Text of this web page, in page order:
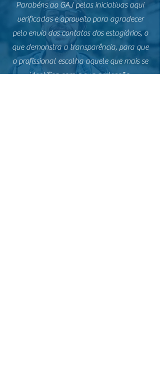
Parabéns ao GAJ pelas iniciativas aqui
verificadas e aproveito para agradecer
pelo envio dos contatos dos estagiários, o
que demonstra a transparência, para que
o profissional escolha aquele que mais se
identifica com a sua pretensão.